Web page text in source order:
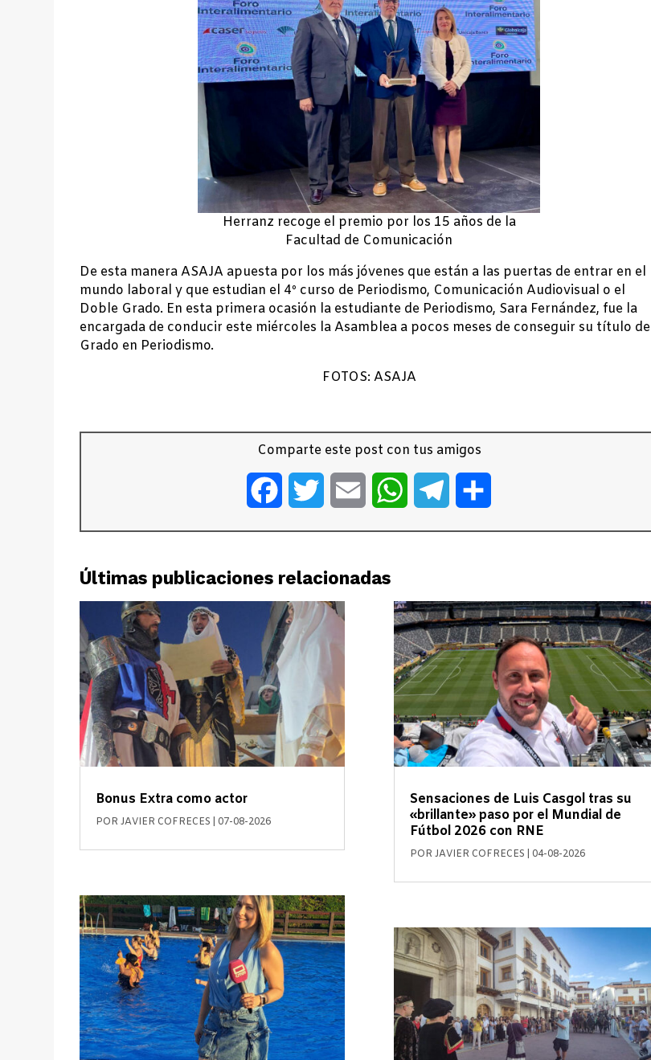
Herranz recoge el premio por los 15 años de la
Facultad de Comunicación
De esta manera ASAJA apuesta por los más jóvenes que están a las puertas de entrar en el
mundo laboral y que estudian el 4º curso de Periodismo, Comunicación Audiovisual o el
Doble Grado. En esta primera ocasión la estudiante de Periodismo, Sara Fernández, fue la
encargada de conducir este miércoles la Asamblea a pocos meses de conseguir su título de
Grado en Periodismo.
FOTOS: ASAJA
Comparte este post con tus amigos
FacebookTwitter Email WhatsAppTelegram
Últimas publicaciones relacionadas
Bonus Extra como actor
PORJAVIER COFRECES 07-08-2026
Sensaciones de Luis Casgol tras su
«brillante» paso por el Mundial de
Fútbol 2026 con RNE
POR JAVIER COFRECES 04-08-2026